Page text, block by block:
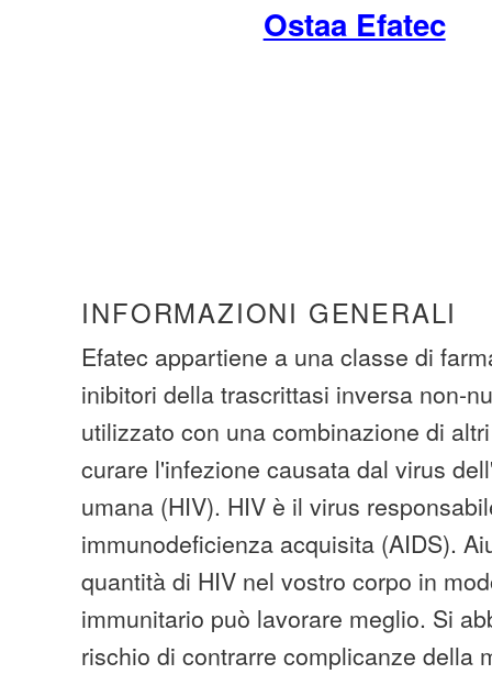
Ostaa Efatec
INFORMAZIONI GENERALI
Efatec appartiene a una classe di
inibitori della trascrittasi inversa non-
utilizzato con una combinazione di
curare l'infezione causata dal virus
umana (HIV). HIV è il virus
immunodeficienza acquisita (AIDS).
quantità di HIV nel vostro corpo in
immunitario può lavorare meglio. Si
rischio di contrarre complicanze della